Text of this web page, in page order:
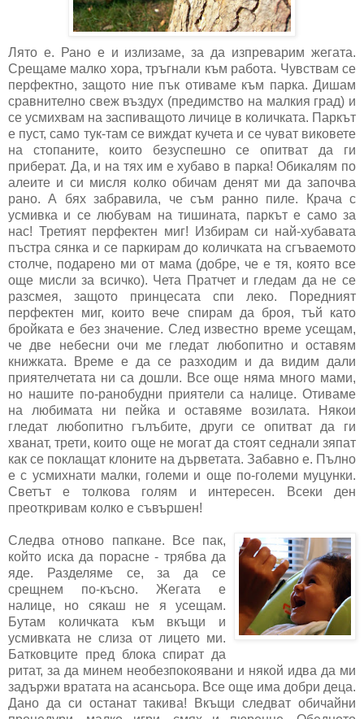
Лято е. Рано е и излизаме, за да изпреварим жегата.
Срещаме малко хора, тръгнали към работа. Чувствам се
перфектно, защото ние пък отиваме към парка. Дишам
сравнително свеж въздух (предимство на малкия град) и
се усмихвам на заспиващото личице в количката. Паркът
е пуст, само тук-там се виждат кучета и се чуват виковете
на стопаните, които безуспешно се опитват да ги
приберат. Да, и на тях им е хубаво в парка! Обикалям по
алеите и си мисля колко обичам денят ми да започва
рано. А бях забравила, че съм ранно пиле. Крача с
усмивка и се любувам на тишината, паркът е само за
нас! Третият перфектен миг! Избирам си най-хубавата
пъстра сянка и се паркирам до количката на сгъваемото
столче, подарено ми от мама (добре, че е тя, която все
още мисли за всичко). Чета Пратчет и гледам да не се
разсмея, защото принцесата спи леко. Поредният
перфектен миг, които вече спирам да броя, тъй като
бройката е без значение. След известно време усещам,
че две небесни очи ме гледат любопитно и оставям
книжката. Време е да се разходим и да видим дали
приятелчетата ни са дошли. Все още няма много мами,
но нашите по-ранобудни приятели са налице. Отиваме
на любимата ни пейка и оставяме возилата. Някои
гледат любопитно гълъбите, други се опитват да ги
хванат, трети, които още не могат да стоят седнали зяпат
как се поклащат клоните на дърветата. Забавно е. Пълно
е с усмихнати малки, големи и още по-големи муцунки.
Светът е толкова голям и интересен. Всеки ден
преоткривам колко е съвършен!
Следва отново папкане. Все пак,
който иска да порасне - трябва да
яде. Разделяме се, за да се
срещнем по-късно. Жегата е
налице, но сякаш не я усещам.
Бутам количката към вкъщи и
усмивката не слиза от лицето ми.
Батковците пред блока спират да
ритат, за да минем необезпокоявани и някой идва да ми
задържи вратата на асансьора. Все още има добри деца.
Дано да си останат такива! Вкъщи следват обичайни